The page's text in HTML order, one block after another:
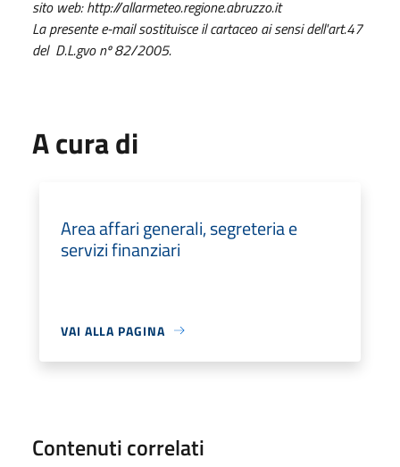
sito web: http://allarmeteo.regione.abruzzo.it
La presente e-mail sostituisce il cartaceo ai sensi dell'art.47
del D.L.gvo nº 82/2005.
A cura di
Area affari generali, segreteria e
servizi finanziari
VAI ALLA PAGINA
Contenuti correlati